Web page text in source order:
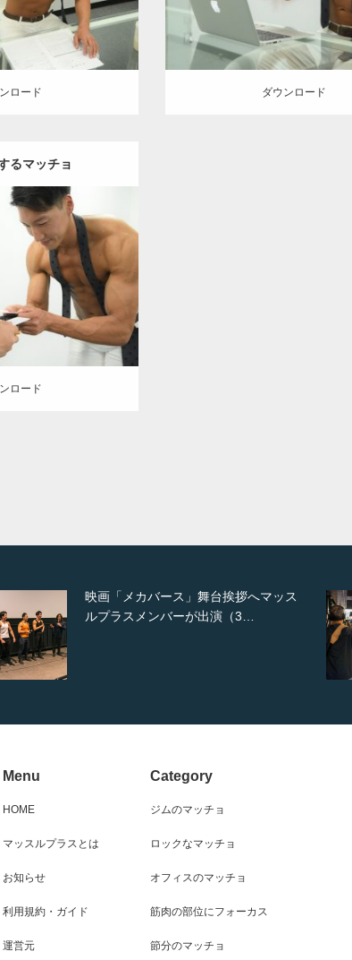
ロード
ダウンロード
ダウンロード
るマッチョ
2021.07.8
のマッチョ その他
ョ) 上腕二頭筋 肩
ロード
メカバース」舞台挨拶へマッス
スメンバーが出演（3…
【
てマ
Menu
HOME
マッスルプラスとは
お知らせ
利用規約・ガイド
運営元
Category
ジムのマッチョ
ロックなマッチョ
オフィスのマッチョ
筋肉の部位にフォーカス
節分のマッチョ